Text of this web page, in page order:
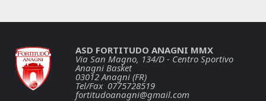
ASD FORTITUDO ANAGNI MMX
Via San Magno, 134/D - Centro Sportivo
Anagni Basket
03012 Anagni (FR)
Tel/Fax 0775728519
fortitudoanagni@gmail.com